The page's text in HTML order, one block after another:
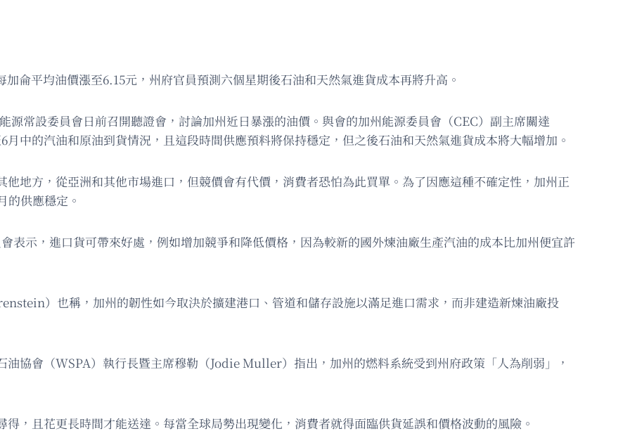
侖平均油價漲至6.15元，州府官員預測六個星期後石油和天然氣進貨成本再將升高。
常設委員會日前召開聽證會，討論加州近日暴漲的油價。與會的加州能源委員會（CEC）副主席關達
中的汽油和原油到貨情況，且這段時間供應預料將保持穩定，但之後石油和天然氣進貨成本將大幅增加。
地方，從亞洲和其他市場進口，但競價會有代價，消費者恐怕為此買單。為了因應這種不確定性，加州正
的供應穩定。
示，進口貨可帶來好處，例如增加競爭和降低價格，因為較新的國外煉油廠生產汽油的成本比加州便宜許
）也稱，加州的韌性如今取決於擴建港口、管道和儲存設施以滿足進口需求，而非建造新煉油廠投
協會（WSPA）執行長暨主席穆勒（Jodie Muller）指出，加州的燃料系統受到州府政策「人為削弱」，
，且花更長時間才能送達。每當全球局勢出現變化，消費者就得面臨供貨延誤和價格波動的風險。